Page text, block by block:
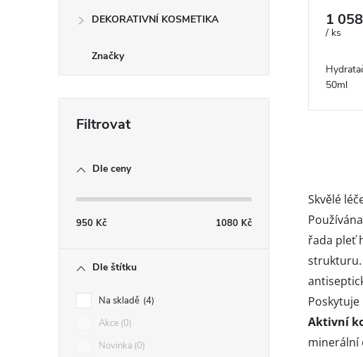
DEKORATIVNÍ KOSMETIKA
Značky
Dle ceny
950 Kč 1080 Kč
Dle štítku
Na skladě 4
Akce 0
Novinka 0
1
/ ks
50ml
v
l
á
d
a
c
Skvělé
řada pleť
strukturu.
Aktivní
minerální